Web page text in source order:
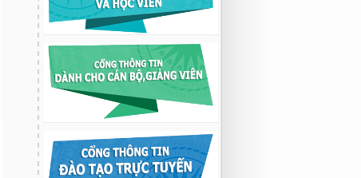
THÔNG BÁO: Về việc đăng ký tham
gia lớp bồi dưỡng nghiệp vụ sư phạm
cho giảng viên.
03:12 29/07/2026
Nghiên cứu chế tạo hệ thống xác định
hướng vật thể độ chính xác cao dựa trên
từ kế và vật liệu biến hóa
9:33 sáng thứ hai, 03/08/2026
Nghiên cứu chế tạo hệ thống xác định
hướng vật thể độ chính xác cao dựa trên
từ kế và vật liệu biến hóa
9:33 sáng thứ hai, 03/08/2026